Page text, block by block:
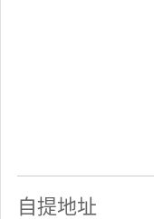
自提地址